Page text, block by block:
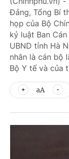
Đảng, Tổng Bí
họp của Bộ
kỷ luật Ban
UBND tỉnh Hà
nhân là cán bộ
Bộ Y tế và của
aA